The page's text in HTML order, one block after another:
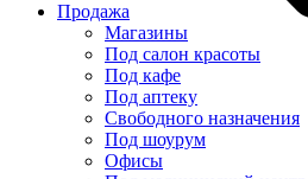
Продажа
Магазины
Под салон красоты
Под кафе
Под аптеку
Свободного назначения
Под шоурум
Офисы